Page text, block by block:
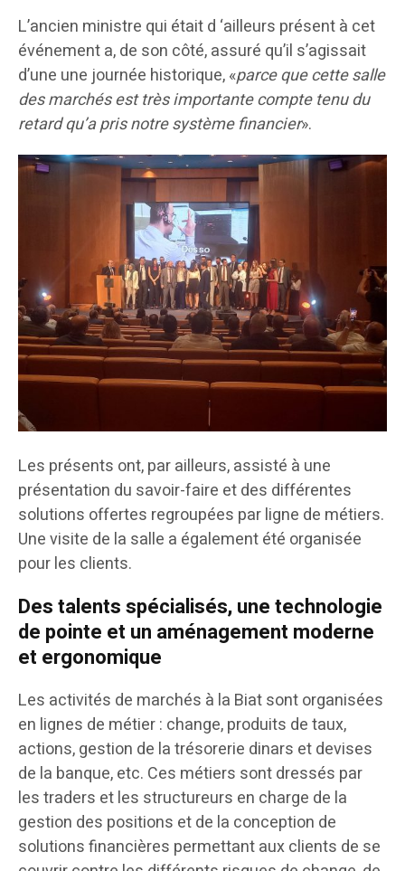
L’ancien ministre qui était d ‘ailleurs présent à cet
événement a, de son côté, assuré qu’il s’agissait
d’une une journée historique, «parce que cette salle
des marchés est très importante compte tenu du
retard qu’a pris notre système financier».
Les présents ont, par ailleurs, assisté à une
présentation du savoir-faire et des différentes
solutions offertes regroupées par ligne de métiers.
Une visite de la salle a également été organisée
pour les clients.
Des talents spécialisés, une technologie
de pointe et un aménagement moderne
et ergonomique
Les activités de marchés à la Biat sont organisées
en lignes de métier : change, produits de taux,
actions, gestion de la trésorerie dinars et devises
de la banque, etc. Ces métiers sont dressés par
les traders et les structureurs en charge de la
gestion des positions et de la conception de
solutions financières permettant aux clients de se